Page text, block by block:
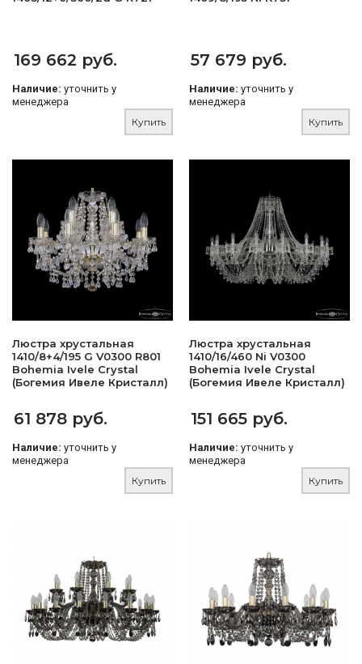
169 662 руб.
Наличие: уточнить у
менеджера
Купить
57 679 руб.
Наличие: уточнить у
менеджера
Купить
Люстра хрустальная
1410/8+4/195 G V0300 R801
Bohemia Ivele Crystal
(Богемия Ивеле Кристалл)
61 878 руб.
Наличие: уточнить у
менеджера
Купить
Люстра хрустальная
1410/16/460 Ni V0300
Bohemia Ivele Crystal
(Богемия Ивеле Кристалл)
151 665 руб.
Наличие: уточнить у
менеджера
Купить